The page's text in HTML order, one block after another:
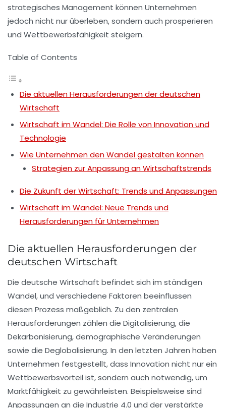
strategisches Management können Unternehmen
jedoch nicht nur überleben, sondern auch prosperieren
und Wettbewerbsfähigkeit steigern.
Table of Contents
Die aktuellen Herausforderungen der deutschen
Wirtschaft
Wirtschaft im Wandel: Die Rolle von Innovation und
Technologie
Wie Unternehmen den Wandel gestalten können
Strategien zur Anpassung an Wirtschaftstrends
Die Zukunft der Wirtschaft: Trends und Anpassungen
Wirtschaft im Wandel: Neue Trends und
Herausforderungen für Unternehmen
Die aktuellen Herausforderungen der
deutschen Wirtschaft
Die deutsche Wirtschaft befindet sich im ständigen
Wandel, und verschiedene Faktoren beeinflussen
diesen Prozess maßgeblich. Zu den zentralen
Herausforderungen zählen die Digitalisierung, die
Dekarbonisierung, demographische Veränderungen
sowie die Deglobalisierung. In den letzten Jahren haben
Unternehmen festgestellt, dass Innovation nicht nur ein
Wettbewerbsvorteil ist, sondern auch notwendig, um
Marktfähigkeit zu gewährleisten. Beispielsweise sind
Anpassungen an die Industrie 4.0 und der verstärkte